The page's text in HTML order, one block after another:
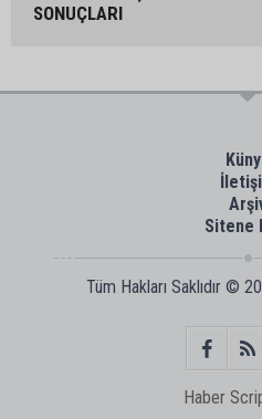
SONUÇLARI
Sitene
Tüm Hakları Saklıdır ©
Haber